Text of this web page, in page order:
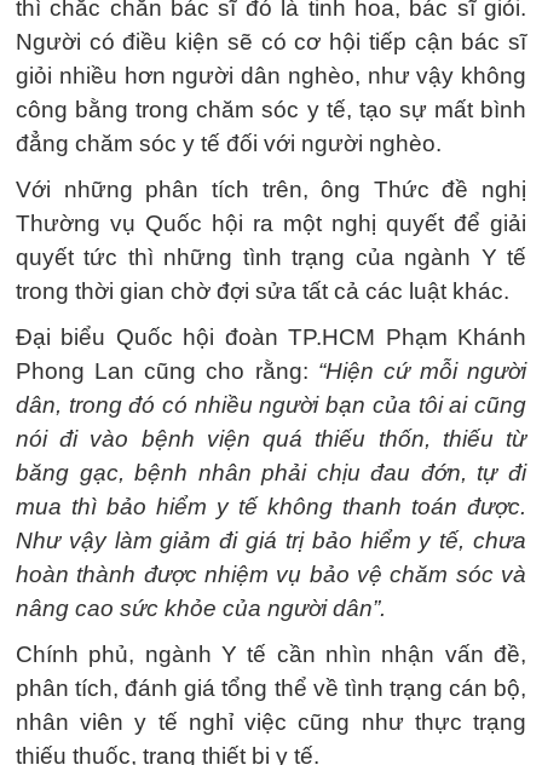
thì chắc chắn bác sĩ đó là tinh hoa, bác sĩ giỏi.
Người có điều kiện sẽ có cơ hội tiếp cận bác sĩ
giỏi nhiều hơn người dân nghèo, như vậy không
công bằng trong chăm sóc y tế, tạo sự mất bình
đẳng chăm sóc y tế đối với người nghèo.
Với những phân tích trên, ông Thức đề nghị
Thường vụ Quốc hội ra một nghị quyết để giải
quyết tức thì những tình trạng của ngành Y tế
trong thời gian chờ đợi sửa tất cả các luật khác.
Đại biểu Quốc hội đoàn TP.HCM Phạm Khánh
Phong Lan cũng cho rằng: “Hiện cứ mỗi người
dân, trong đó có nhiều người bạn của tôi ai cũng
nói đi vào bệnh viện quá thiếu thốn, thiếu từ
băng gạc, bệnh nhân phải chịu đau đớn, tự đi
mua thì bảo hiểm y tế không thanh toán được.
Như vậy làm giảm đi giá trị bảo hiểm y tế, chưa
hoàn thành được nhiệm vụ bảo vệ chăm sóc và
nâng cao sức khỏe của người dân”.
Chính phủ, ngành Y tế cần nhìn nhận vấn đề,
phân tích, đánh giá tổng thể về tình trạng cán bộ,
nhân viên y tế nghỉ việc cũng như thực trạng
thiếu thuốc, trang thiết bị y tế.